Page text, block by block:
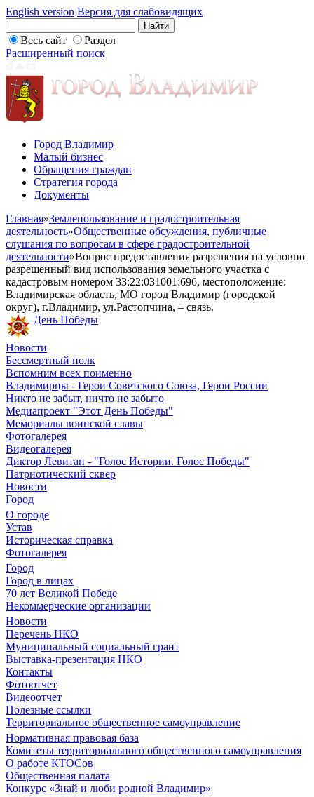
English version Версия для слабовидящих
Весь сайт
Раздел
Расширенный поиск
Город Владимир
Малый бизнес
Обращения граждан
Стратегия города
Документы
Главная»Землепользование и градостроительная
деятельность»Общественные обсуждения, публичные
слушания по вопросам в сфере градостроительной
деятельности»Вопрос предоставления разрешения на условно
разрешенный вид использования земельного участка с
кадастровым номером 33:22:031001:696, местоположение:
Владимирская область, МО город Владимир (городской
округ), г.Владимир, ул.Растопчина, – связь.
День Победы
Новости
Бессмертный полк
Вспомним всех поименно
Владимирцы - Герои Советского Союза, Герои России
Никто не забыт, ничто не забыто
Медиапроект "Этот День Победы"
Мемориалы воинской славы
Фотогалерея
Видеогалерея
Диктор Левитан - "Голос Истории. Голос Победы"
Патриотический сквер
Новости
Город
О городе
Устав
Историческая справка
Фотогалерея
Город
Город в лицах
70 лет Великой Победе
Некоммерческие организации
Новости
Перечень НКО
Муниципальный социальный грант
Выставка-презентация НКО
Контакты
Фотоотчет
Видеоотчет
Полезные ссылки
Территориальное общественное самоуправление
Нормативная правовая база
Комитеты территориального общественного самоуправления
О работе КТОСов
Общественная палата
Конкурс «Знай и люби родной Владимир»